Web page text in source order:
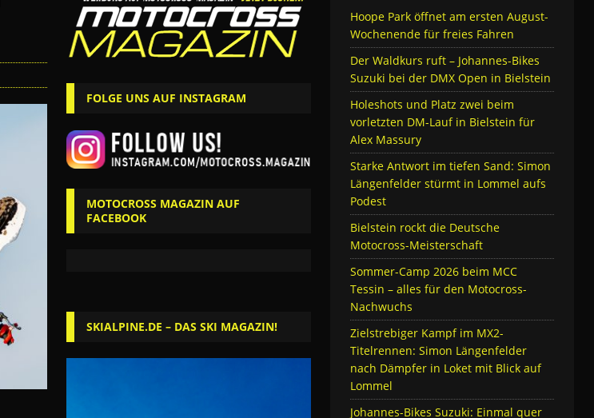
FOLGE UNS AUF INSTAGRAM
MOTOCROSS MAGAZIN AUF
FACEBOOK
SKIALPINE.DE – DAS SKI MAGAZIN!
Hoope Park öffnet am ersten August-
Wochenende für freies Fahren
Der Waldkurs ruft – Johannes-Bikes
Suzuki bei der DMX Open in Bielstein
Holeshots und Platz zwei beim
vorletzten DM-Lauf in Bielstein für
Alex Massury
Starke Antwort im tiefen Sand: Simon
Längenfelder stürmt in Lommel aufs
Podest
Bielstein rockt die Deutsche
Motocross-Meisterschaft
Sommer-Camp 2026 beim MCC
Tessin – alles für den Motocross-
Nachwuchs
Zielstrebiger Kampf im MX2-
Titelrennen: Simon Längenfelder
nach Dämpfer in Loket mit Blick auf
Lommel
Johannes-Bikes Suzuki: Einmal quer